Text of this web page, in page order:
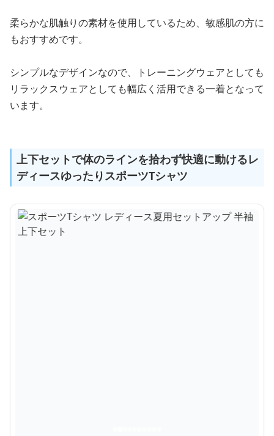
柔らかな肌触りの素材を使用しているため、敏感肌の方に
もおすすめです。
シンプルなデザインなので、トレーニングウェアとしても
リラックスウェアとしても幅広く活用できる一着となって
います。
上下セットで体のラインを拾わず快適に動けるレ
ディースゆったりスポーツTシャツ